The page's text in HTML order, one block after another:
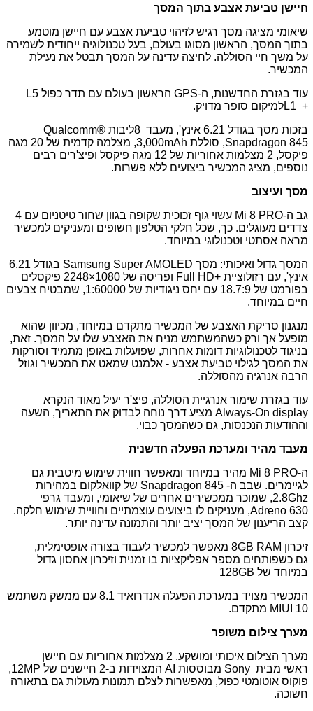
חיישן טביעת אצבע בתוך המסך
שיאומי מציגה מסך רגיש לזיהוי טביעת אצבע עם חיישן מוטמע
בתוך המסך, הראשון מסוגו בעולם, בעל טכנולוגיה ייחודית לשמירה
על משך חיי הסוללה. לחיצה עדינה על המסך תבטל את נעילת
המכשיר.
עוד בגזרת החדשנות, ה-GPS הראשון בעולם עם תדר כפול L5
+
L1למיקום סופר מדויק.
בזכות מסך בגודל 6.21 אינץ', מעבד
8ליבות Qualcomm®
Snapdragon 845, סוללת mAh
3,000
, מצלמה קדמית של 20 מגה
פיקסל, 2
מצלמות אחוריות של 12 מגה פיקסל ופיצ'רים רבים
נוספים, מציג המכשיר ביצועים ללא פשרות.
מסך ועיצוב
גב ה-Mi 8 PRO
עשוי גוף זכוכית שקופה בגוון שחור טיטניום עם 4
צדדים מעוגלים. כך, שכל חלקי הטלפון חשופים ומעניקים למכשיר
מראה אסתטי וטכנולוגי במיוחד.
המסך גדול ואיכותי: מסך Samsung Super AMOLED
בגודל 6.21
אינץ', עם רזולוציית Full HD+
ופריסה של 1080×2248 פיקסלים
בפורמט של 18.7:9 עם יחס ניגודיות של 1:60000, שמבטיח צבעים
חיים במיוחד.
מנגנון סריקת האצבע של המכשיר מתקדם במיוחד, מכיוון שהוא
מופעל אך ורק כשהמשתמש מניח את האצבע שלו על המסך. זאת,
בניגוד לטכנולוגיות דומות אחרות, שפועלות באופן מתמיד וסורקות
את המסך לגילוי טביעת אצבע - אלמנט שמאט את המכשיר וגוזל
הרבה אנרגיה מהסוללה.
עוד בגזרת שימור אנרגיית הסוללה, פיצ'ר יעיל מאוד הנקרא
Always-On display מציע דרך נוחה לבדוק את התאריך, השעה
וההודעות הנכנסות, גם כשהמסך כבוי.
מעבד מהיר ומערכת הפעלה חדשנית
ה-Mi 8 PRO מהיר במיוחד ומאפשר חווית שימוש מיטבית גם
לגיימרים. שבב ה- Snapdragon 845 של קוואלקום במהירות
Ghz2.8, שמוכר ממכשירים אחרים של שיאומי, ומעבד גרפי
Adreno 630, מעניקים לו ביצועים עוצמתיים וחוויית שימוש חלקה.
קצב הריענון של המסך יציב יותר והתמונה עדינה יותר.
זיכרון RAM
GB
8 מאפשר למכשיר לעבוד בצורה אופטימלית,
גם כשפותחים מספר אפליקציות בו זמנית וזיכרון אחסון גדול
במיוחד של 128GB
המכשיר מצויד במערכת הפעלה אנדרואיד 8.1 עם
ממשק משתמש
MIUI 10 מתקדם.
מערך צילום משופר
מערך הצילום איכותי ומושקע.
2 מצלמות אחוריות עם חיישן
ראשי מבית Sony מבוססות AI המצוידות ב-2 חיישנים של MP
12,
פוקוס אוטומטי כפול, מאפשרות לצלם תמונות מעולות גם בתאורה
חשוכה.